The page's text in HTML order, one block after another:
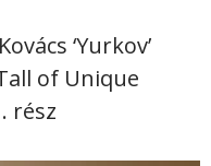
‘Yurkov’
of Unique
rész